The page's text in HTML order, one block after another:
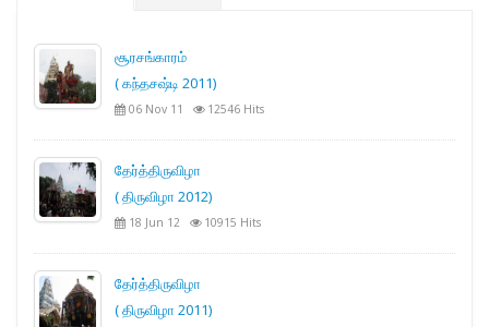
சூரசங்காரம்
( கந்தசஷ்டி 2011)
06 Nov 11 12546 Hits
தேர்த்திருவிழா
( திருவிழா 2012)
18 Jun 12 10915 Hits
தேர்த்திருவிழா
( திருவிழா 2011)